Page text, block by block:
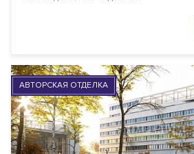
АВТОРСКАЯ ОТДЕЛКА